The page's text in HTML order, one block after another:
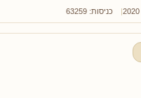
כניסות: 63259